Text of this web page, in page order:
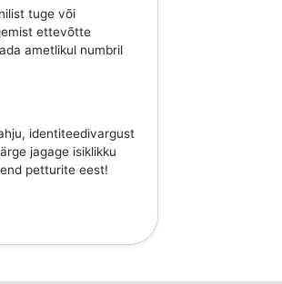
tuge või
ettevõtte
ametlikul numbril
identiteedivargust
jagage isiklikku
petturite eest!